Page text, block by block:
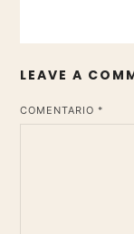
LEAVE A
COMENTARIO *